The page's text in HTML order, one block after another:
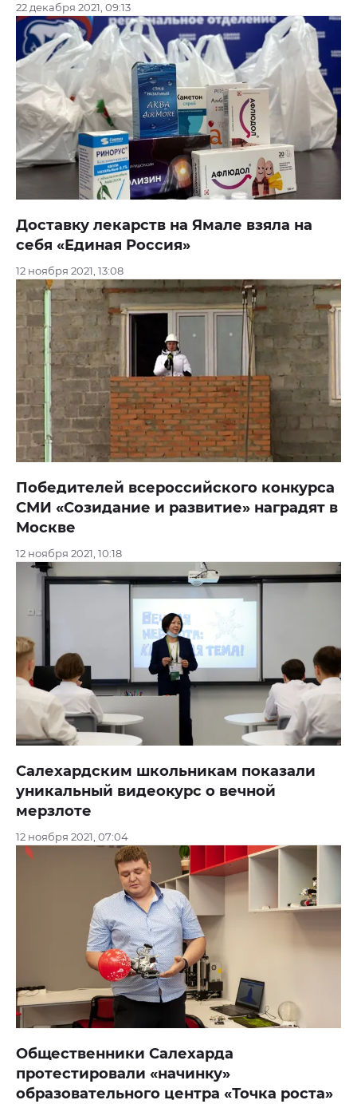
22 декабря 2021, 09:13
Доставку лекарств на Ямале взяла на
себя «Единая Россия»
12 ноября 2021, 13:08
Победителей всероссийского конкурса
СМИ «Созидание и развитие» наградят в
Москве
12 ноября 2021, 10:18
Салехардским школьникам показали
уникальный видеокурс о вечной
мерзлоте
12 ноября 2021, 07:04
Общественники Салехарда
протестировали «начинку»
образовательного центра «Точка роста»